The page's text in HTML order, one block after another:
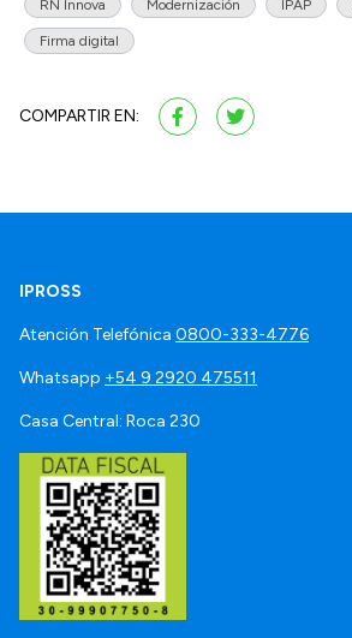
RN Innova Modernización IPAP
Firma digital
COMPARTIR EN:
IPROSS
Atención Telefónica 0800-333-4776
Whatsapp +54 9 2920 475511
Casa Central: Roca 230